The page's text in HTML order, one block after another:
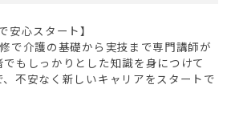
安心スタート】
で介護の基礎から実技まで専門講師が
もしっかりとした知識を身につけて
不安なく新しいキャリアをスタートで